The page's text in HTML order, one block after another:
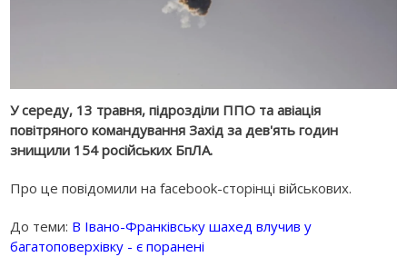
У середу, 13 травня, підрозділи ППО та авіація
повітряного командування Захід за дев'ять годин
знищили 154 російських БпЛА.
Про це повідомили на facebook-сторінці військових.
До теми: В Івано-Франківську шахед влучив у
багатоповерхівку - є поранені